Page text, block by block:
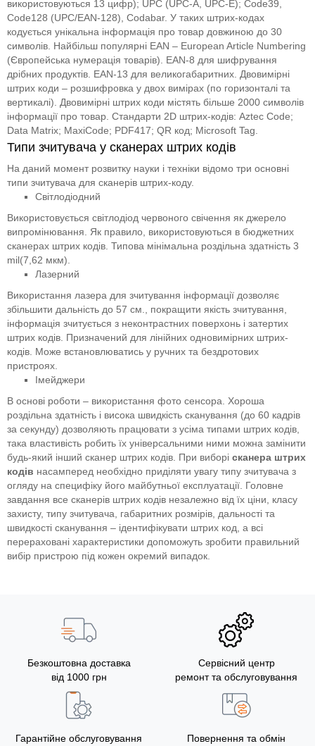
використовуються 13 цифр); UPC (UPC-A, UPC-E); Code39,
Code128 (UPC/EAN-128), Codabar. У таких штрих-кодах
кодується унікальна інформація про товар довжиною до 30
символів. Найбільш популярні EAN – European Article Numbering
(Європейська нумерація товарів). EAN-8 для шифрування
дрібних продуктів. EAN-13 для великогабаритних. Двовимірні
штрих коди – розшифровка у двох вимірах (по горизонталі та
вертикалі). Двовимірні штрих коди містять більше 2000 символів
інформації про товар. Стандарти 2D штрих-кодів: Aztec Code;
Data Matrix; MaxiCode; PDF417; QR код; Microsoft Tag.
Типи зчитувача у сканерах штрих кодів
На даний момент розвитку науки і техніки відомо три основні
типи зчитувача для сканерів штрих-коду.
Світлодіодний
Використовується світлодіод червоного свічення як джерело
випромінювання. Як правило, використовуються в бюджетних
сканерах штрих кодів. Типова мінімальна роздільна здатність 3
mil(7,62 мкм).
Лазерний
Використання лазера для зчитування інформації дозволяє
збільшити дальність до 57 см., покращити якість зчитування,
інформація зчитується з неконтрастних поверхонь і затертих
штрих кодів. Призначений для лінійних одновимірних штрих-
кодів. Може встановлюватись у ручних та бездротових
пристроях.
Імейджери
В основі роботи – використання фото сенсора. Хороша
роздільна здатність і висока швидкість сканування (до 60 кадрів
за секунду) дозволяють працювати з усіма типами штрих кодів,
така властивість робить їх універсальними ними можна замінити
будь-який інший сканер штрих кодів. При виборі сканера штрих
кодів насамперед необхідно приділяти увагу типу зчитувача з
огляду на специфіку його майбутньої експлуатації. Головне
завдання все сканерів штрих кодів незалежно від їх ціни, класу
захисту, типу зчитувача, габаритних розмірів, дальності та
швидкості сканування – ідентифікувати штрих код, а всі
перераховані характеристики допоможуть зробити правильний
вибір пристрою під кожен окремий випадок.
Безкоштовна доставка
від 1000 грн
Сервісний центр
ремонт та обслуговування
Гарантійне обслуговування
Повернення та обмін